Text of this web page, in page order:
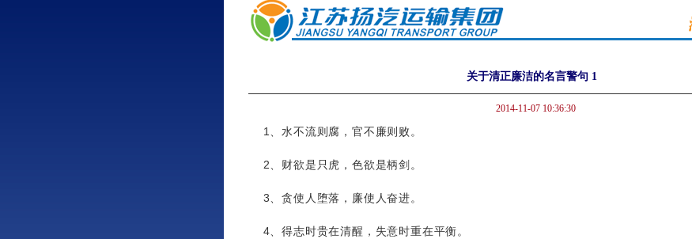
关于清正廉洁的名言警句 1
2014-11-07 10:36:30
1、水不流则腐，官不廉则败。
2、财欲是只虎，色欲是柄剑。
3、贪使人堕落，廉使人奋进。
4、得志时贵在清醒，失意时重在平衡。